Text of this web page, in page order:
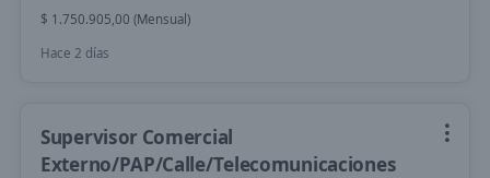
$ 1.750.905,00 (Mensual)
Hace 2 días
Supervisor Comercial
Externo/PAP/Calle/Telecomunicaciones